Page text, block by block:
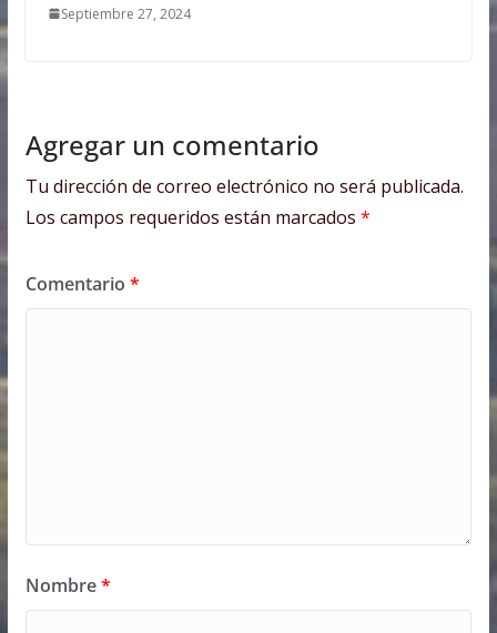
Septiembre 27, 2024
Agregar un comentario
Tu dirección de correo electrónico no será publicada.
Los campos requeridos están marcados *
Comentario *
Nombre*